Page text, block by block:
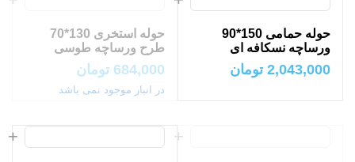
حوله حمامی 150*90
ورساچه نسکافه ای
2,043,000 تومان
حوله استخری 130*70
طرح ورساچه طوسی
684,000 تومان
در انبار موجود نمی باشد